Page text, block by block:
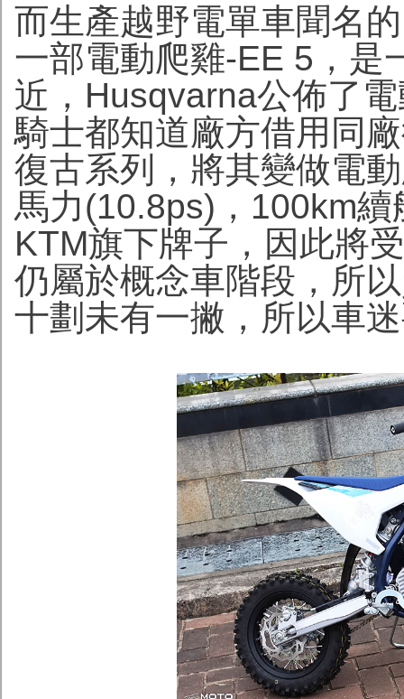
而生產越野電單車聞名
一部電動爬雞-EE 5，是
近，Husqvarna公佈了
騎士都知道廠方借用同
復古系列，將其變做電
馬力(10.8ps)，100km
KTM旗下牌子，因此將
仍屬於概念車階段，所
十劃未有一撇，所以車